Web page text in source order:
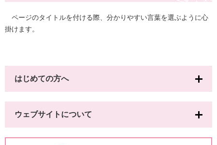
ページのタイトルを付ける際、分かりやすい言葉を選ぶように心
掛けます。
はじめての方へ
ウェブサイトについて